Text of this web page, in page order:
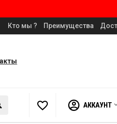
Кто мы ? Преимущества
АККАУНТ